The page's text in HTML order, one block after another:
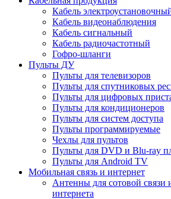
Кабель
Кабель видеонаблюдения
Кабель сигнальный
Кабель радиочастотный
Гофро-шланги
Пульты ДУ
Пульты для телевизоров
Пульты для спутниковых
Пульты для цифровых
Пульты для кондиционеров
Пульты для систем доступа
Пульты программируемые
Чехлы для пультов
Пульты для DVD и Blu-ray
Пульты для Android TV
Мобильная связь и интернет
Антенны для сотовой связи
интернета